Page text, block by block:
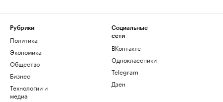
Рубрики
Политика
Экономика
Общество
Бизнес
Технологии и
медиа
Социальные
сети
ВКонтакте
Одноклассники
Telegram
Дзен